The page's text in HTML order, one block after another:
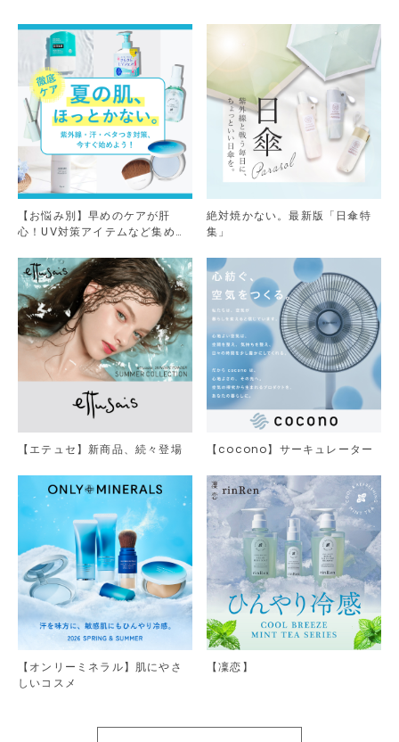
【お悩み別】早めのケアが肝
心！UV対策アイテムなど集めま
絶対焼かない。最新版「日傘特
集」
【エテュセ】新商品、続々登場 【cocono】サーキュレーター
【オンリーミネラル】肌にやさ
しいコスメ
【凜恋】